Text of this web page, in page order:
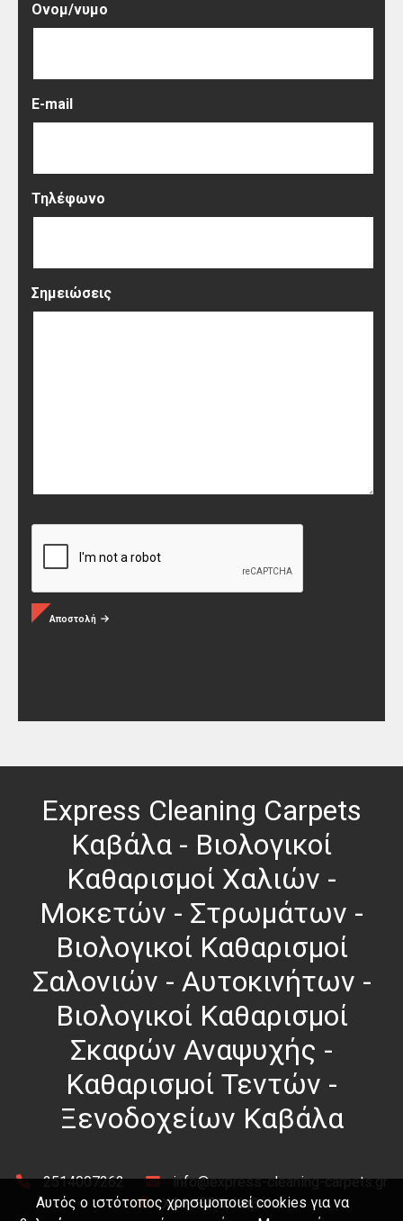
Ονομ/νυμο
E-mail
Τηλέφωνο
Σημειώσεις
Αποστολή
Express Cleaning Carpets
Καβάλα - Βιολογικοί
Καθαρισμοί Χαλιών -
Μοκετών - Στρωμάτων -
Βιολογικοί Καθαρισμοί
Σαλονιών - Αυτοκινήτων -
Βιολογικοί Καθαρισμοί
Σκαφών Αναψυχής -
Καθαρισμοί Τεντών -
Ξενοδοχείων Καβάλα
2514007262
info@express-cleaning-carpets.gr
ΧΑΛΚΕΡΟ, Καβάλα
Αυτός ο ιστότοπος χρησιμοποιεί cookies για να